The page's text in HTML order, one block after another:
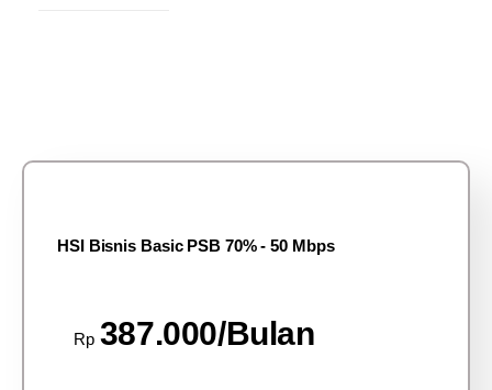
HSI Bisnis Basic PSB 70% - 50 Mbps
Rp 387.000/Bulan